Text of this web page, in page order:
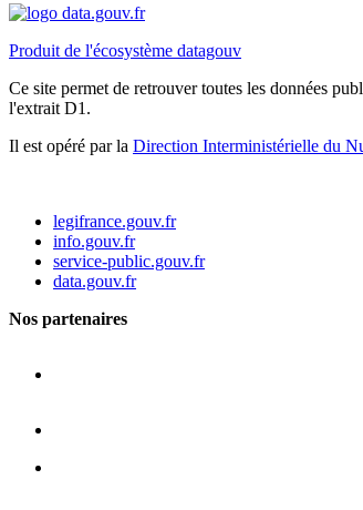
Produit de l'écosystème datagouv
Ce site permet de retrouver toutes les données
l'extrait D1.
Il est opéré par la Direction Interministérielle du
legifrance.gouv.fr
info.gouv.fr
service-public.gouv.fr
data.gouv.fr
Nos partenaires